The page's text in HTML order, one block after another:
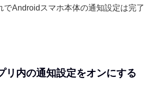
でAndroidスマホ本体の通知設定は完了
リ内の通知設定をオンにする